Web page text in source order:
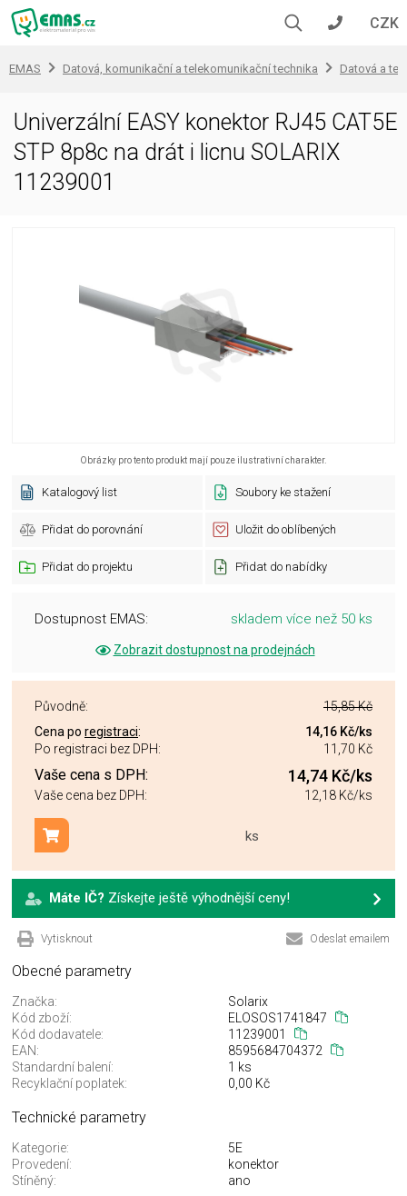
CZK
EMAS Datová, komunikační a telekomunikační technika Datová a
Univerzální EASY konektor RJ45 CAT5E
STP 8p8c na drát i licnu SOLARIX
11239001
Obrázky pro tento produkt mají pouze ilustrativní charakter.
Katalogový list Soubory ke stažení
Přidat do porovnání Uložit do oblíbených
Přidat do projektu Přidat do nabídky
Dostupnost EMAS: skladem více než 50 ks
Zobrazit dostupnost na prodejnách
Původně:
15,85 Kč
Cena po registraci: 14,16 Kč/ks
Po registraci bez DPH:
11,70 Kč
Vaše cena s DPH: 14,74 Kč/ks
Vaše cena bez DPH: 12,18 Kč/ks
ks
Přidat do košíku
Máte IČ? Získejte ještě výhodnější ceny!
Vytisknout Odeslat emailem
Obecné parametry
Značka:
Solarix
Kód zboží:
ELOSOS1741847
Kód dodavatele:
11239001
EAN:
8595684704372
Standardní balení:
1 ks
Recyklační poplatek:
0,00 Kč
Technické parametry
Kategorie:
5E
Provedení:
konektor
Stíněný:
ano